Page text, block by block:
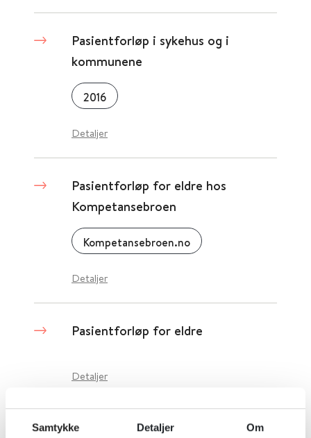
Samtykke Detaljer Om
Pasientforløp i sykehus og i
kommunene
2016
Detaljer
Pasientforløp for eldre hos
Kompetansebroen
Kompetansebroen.no
Detaljer
Pasientforløp for eldre
Detaljer
Pasientforløp for barn og unge